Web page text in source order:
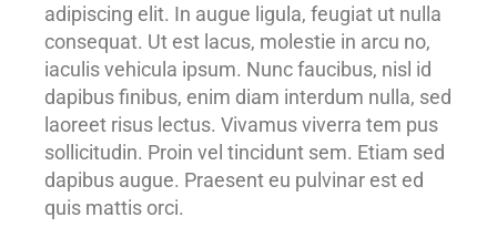
adipiscing elit. In augue ligula, feugiat ut nulla
consequat. Ut est lacus, molestie in arcu no,
iaculis vehicula ipsum. Nunc faucibus, nisl id
dapibus finibus, enim diam interdum nulla, sed
laoreet risus lectus. Vivamus viverra tem pus
sollicitudin. Proin vel tincidunt sem. Etiam sed
dapibus augue. Praesent eu pulvinar est ed
quis mattis orci.